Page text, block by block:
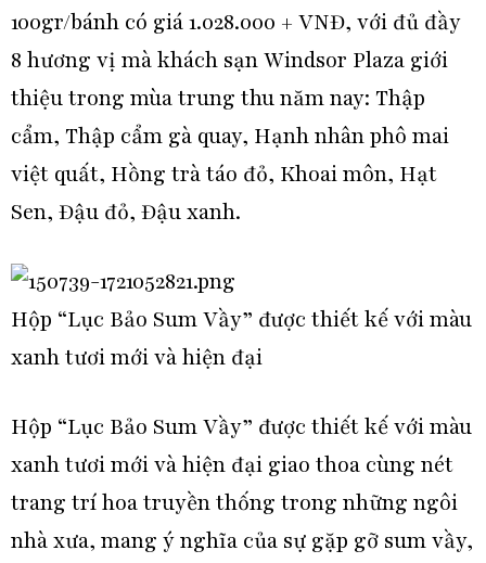
100gr/bánh có giá 1.028.000 + VNĐ, với đủ đầy
8 hương vị mà khách sạn Windsor Plaza giới
thiệu trong mùa trung thu năm nay: Thập
cẩm, Thập cẩm gà quay, Hạnh nhân phô mai
việt quất, Hồng trà táo đỏ, Khoai môn, Hạt
Sen, Đậu đỏ, Đậu xanh.
Hộp “Lục Bảo Sum Vầy” được thiết kế với màu
xanh tươi mới và hiện đại
Hộp “Lục Bảo Sum Vầy” được thiết kế với màu
xanh tươi mới và hiện đại giao thoa cùng nét
trang trí hoa truyền thống trong những ngôi
nhà xưa, mang ý nghĩa của sự gặp gỡ sum vầy,